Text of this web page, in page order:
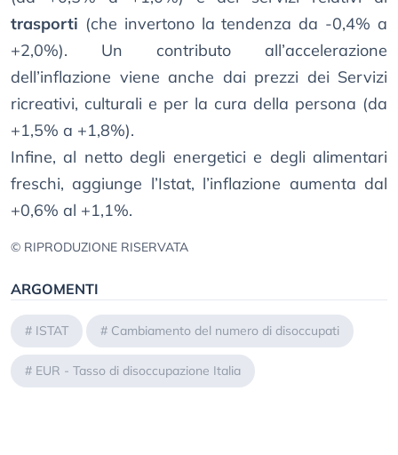
trasporti (che invertono la tendenza da -0,4% a
+2,0%). Un contributo all’accelerazione
dell’inflazione viene anche dai prezzi dei Servizi
ricreativi, culturali e per la cura della persona (da
+1,5% a +1,8%).
Infine, al netto degli energetici e degli alimentari
freschi, aggiunge l’Istat, l’inflazione aumenta dal
+0,6% al +1,1%.
© RIPRODUZIONE RISERVATA
ARGOMENTI
# ISTAT # Cambiamento del numero di disoccupati
# EUR - Tasso di disoccupazione Italia